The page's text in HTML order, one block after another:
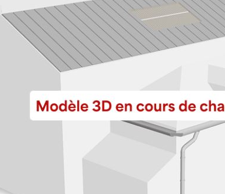
Egout
Rive contre murFaitage contre mur